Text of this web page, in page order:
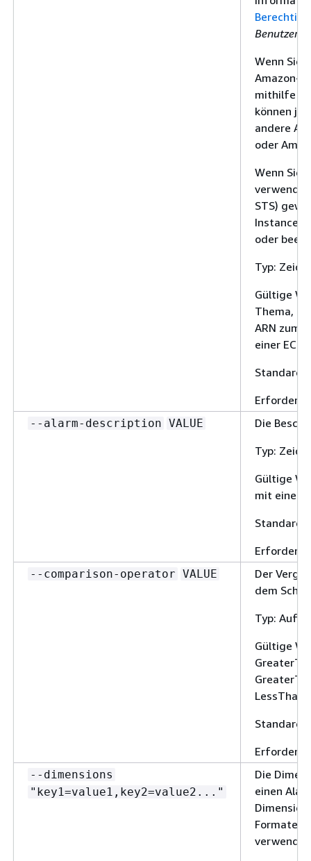
Wenn Sie
Amazon-
mithilfe
können
andere
oder
Wenn Sie
STS)
Instance
oder
Typ:
Gültige
Thema,
ARN zum
einer EC2
Standard:
--alarm-description VALUE
Die
Typ:
Gültige
mit einer
Standard:
--comparison-operator VALUE
Der
dem
Typ:
Gültige
Standard:
--dimensions
"key1=value1,key2=value2..."
Die
einen
Formate